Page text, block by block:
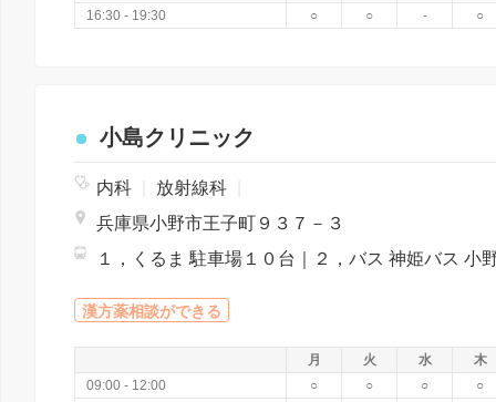
16:30 - 19:30
○ ○ - ○
小島クリニック
内科 放射線科
兵庫県小野市王子町９３７－３
漢方薬相談ができる
月 火 水
木
09:00 - 12:00
○ ○ ○
○